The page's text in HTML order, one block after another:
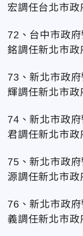
宏調任台北市政
72、台中市政
銘調任新北市
73、新北市政
輝調任新北市
74、新北市政
君調任新北市
75、新北市政
源調任新北市
76、新北市政
義調任新北市